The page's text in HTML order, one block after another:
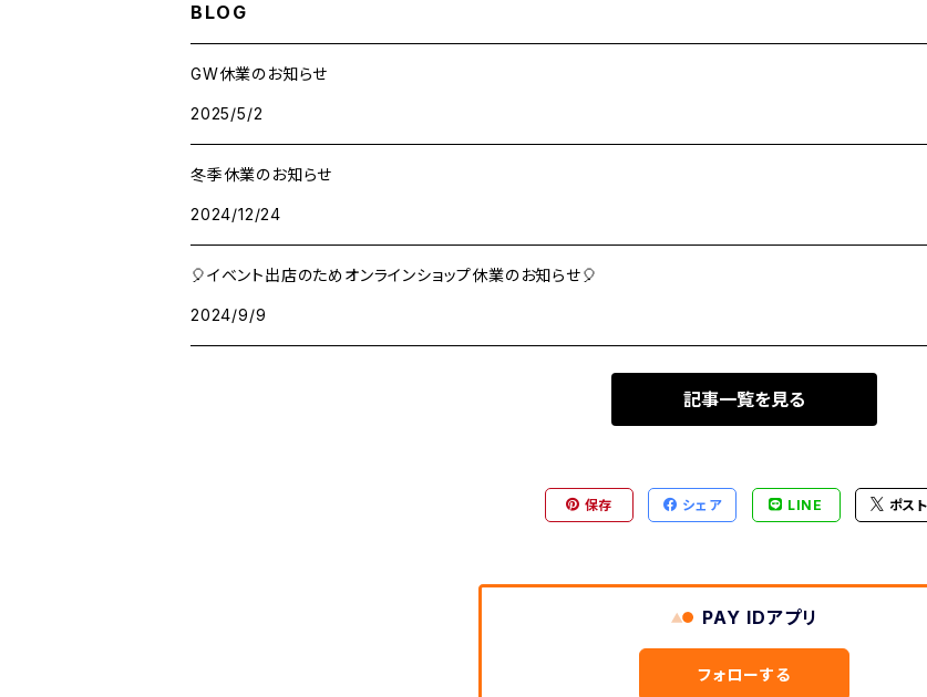
レターセット
メッセージカード
シール・ステッカー
アクリルキーホルダー
ant缶（小物入れ）
BLOG
GW休業のお知らせ
2025/5/2
冬季休業のお知らせ
2024/12/24
🎈イベント出店のためオンラインショップ休業のお知らせ🎈
2024/9/9
記事一覧を見る
保存 シェア LINE ポスト
PAY IDアプリ
フォローする